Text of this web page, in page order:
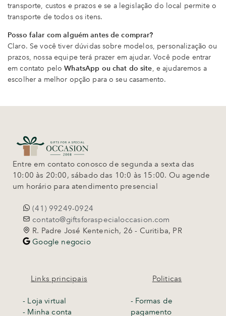
transporte, custos e prazos e se a legislação do local permite o
transporte de todos os itens.
Posso falar com alguém antes de comprar?
Claro. Se você tiver dúvidas sobre modelos, personalização ou
prazos, nossa equipe terá prazer em ajudar. Você pode entrar
em contato peloWhatsApp ou chat do site, e ajudaremos a
escolher a melhor opção para o seu casamento.
Entre em contato conosco de segunda a sexta das
10:00 às 20:00, sábado das 10:0 às 15:00. Ou agende
um horário para atendimento presencial
(41) 99249-0924
contato@giftsforaspecialoccasion.com
R. Padre José Kentenich, 26 - Curitiba, PR
Google negocio
Links principais
- Loja virtual
- Minha conta
Politicas
- Formas de
pagamento